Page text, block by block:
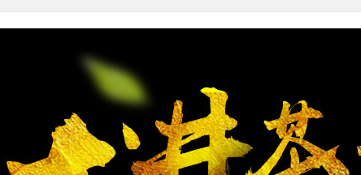
订购：比利时进口 巧克力塔 - 比利时原装进口 3盒装
订购：花瓶（方形） - 和鲜花一起销售，不单独销售
杭州市订购： 花好月圆 - 粉色康乃馨花篮
北京市订购：秋梨膏 梨加四种中草药熬制而成 - 纯手工梨膏 不加1滴麦芽糖